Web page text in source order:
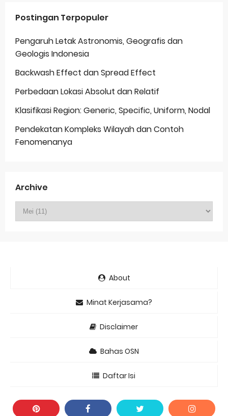
Postingan Terpopuler
Pengaruh Letak Astronomis, Geografis dan
Geologis Indonesia
Backwash Effect dan Spread Effect
Perbedaan Lokasi Absolut dan Relatif
Klasifikasi Region: Generic, Specific, Uniform, Nodal
Pendekatan Kompleks Wilayah dan Contoh
Fenomenanya
Archive
About
Minat Kerjasama?
Disclaimer
Bahas OSN
Daftar Isi